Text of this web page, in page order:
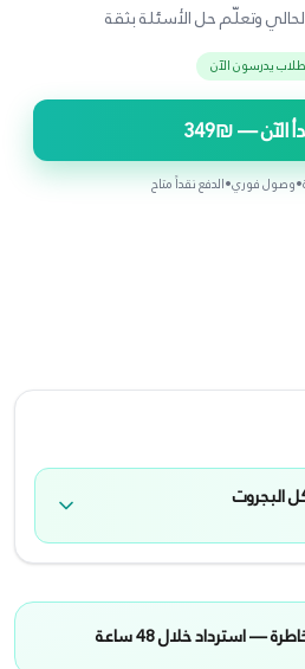
وتعلّم حل الأسئلة بثقة
طلاب يدرسون الآن
الآن —₪349
•وصول فوري•الدفع نقداً متاح
البجروت
— استرداد خلال 48 ساعة